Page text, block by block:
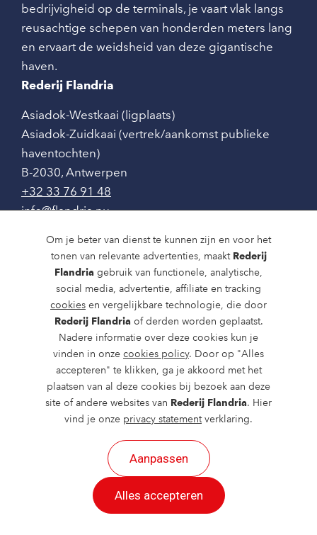
Om je beter van dienst te kunnen zijn en voor het
tonen van relevante advertenties, maakt Rederij
Flandria gebruik van functionele, analytische,
social media, advertentie, affiliate en tracking
cookies en vergelijkbare technologie, die door
Rederij Flandria of derden worden geplaatst.
Nadere informatie over deze cookies kun je
vinden in onze cookies policy. Door op "Alles
accepteren" te klikken, ga je akkoord met het
plaatsen van al deze cookies bij bezoek aan deze
site of andere websites van Rederij Flandria. Hier
vind je onze privacy statementverklaring.
Aanpassen
Alles accepteren
bedrijvigheid op de terminals, je vaart vlak langs
reusachtige schepen van honderden meters lang
en ervaart de weidsheid van deze gigantische
haven.
Rederij Flandria
Asiadok-Westkaai (ligplaats)
Asiadok-Zuidkaai (vertrek/aankomst publieke
haventochten)
B-2030, Antwerpen
+32 33 76 91 48
info@flandria.nu
Contact
Vaaragenda
Rondvaarten en dagtochten
Nieuws
Over ons
Route en bereikbaarheid
2026 ©
.
Alle rechten voorbehouden.
| Privacy | Cookies aanpassen